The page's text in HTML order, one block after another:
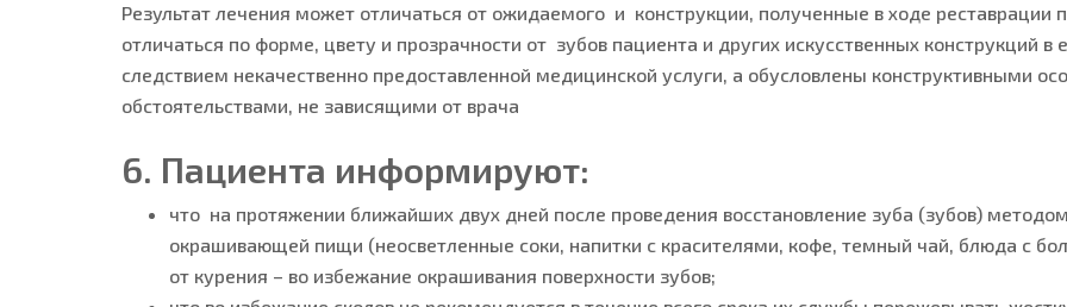
Результат лечения может отличаться от ожидаемого и конструкции, полученные в ходе
отличаться по форме, цвету и прозрачности от зубов пациента и других искусственных конструкций в
следствием некачественно предоставленной медицинской услуги, а обусловлены конструктивными
обстоятельствами, не зависящими от врача
6. Пациента информируют:
что на протяжении ближайших двух дней после проведения восстановление зуба (зубов)
окрашивающей пищи (неосветленные соки, напитки с красителями, кофе, темный чай, блюда с
от курения – во избежание окрашивания поверхности зубов;